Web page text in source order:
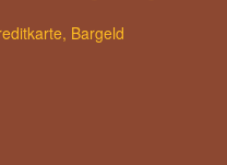
Bargeld